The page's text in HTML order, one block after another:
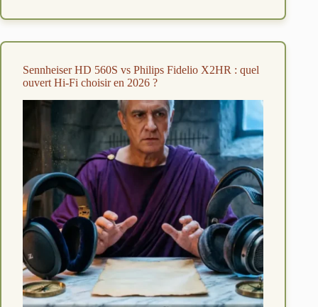
le
meilleurs
casques
esports
Sennheiser HD 560S vs Philips Fidelio X2HR : quel
ouvert Hi-Fi choisir en 2026 ?